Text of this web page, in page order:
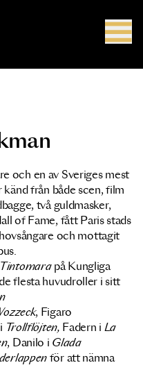
och en av Sveriges mest
från både scen, film
två guldmasker,
of Fame, fått Paris stads
och mottagit
Tintomarapå Kungliga
flesta huvudroller i sitt
, Figaro
Trollflöjten, Fadern i La
, Danilo i Glada
för att nämna